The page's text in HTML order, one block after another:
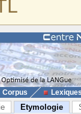
Corpus
Etymologie